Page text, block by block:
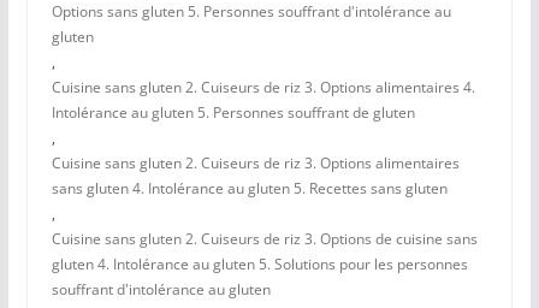
Options sans gluten 5. Personnes souffrant d'intolérance au
gluten
,
Cuisine sans gluten 2. Cuiseurs de riz 3. Options alimentaires 4.
Intolérance au gluten 5. Personnes souffrant de gluten
,
Cuisine sans gluten 2. Cuiseurs de riz 3. Options alimentaires
sans gluten 4. Intolérance au gluten 5. Recettes sans gluten
,
Cuisine sans gluten 2. Cuiseurs de riz 3. Options de cuisine sans
gluten 4. Intolérance au gluten 5. Solutions pour les personnes
souffrant d'intolérance au gluten